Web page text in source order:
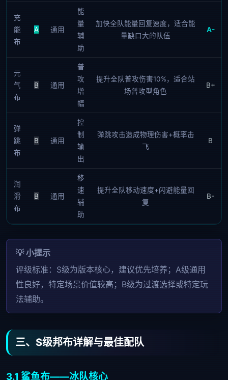
充
能
布
A 通用
能
量
辅
助
加快全队能量回复速度，适合能
量缺口大的队伍
A-
元
气
布
B 通用
普
攻
增
幅
提升全队普攻伤害10%，适合站
场普攻型角色
B+
弹
跳
布
B 通用
控
制
输
出
弹跳攻击造成物理伤害+概率击
飞
B
润
滑
布
B 通用
移
速
辅
助
提升全队移动速度+闪避能量回
复
B-
评级标准：S级为版本核心，建议优先培养；A级通用
性良好，特定场景价值较高；B级为过渡选择或特定玩
法辅助。
三、S级邦布详解与最佳配队
3.1 鲨鱼布——冰队核心